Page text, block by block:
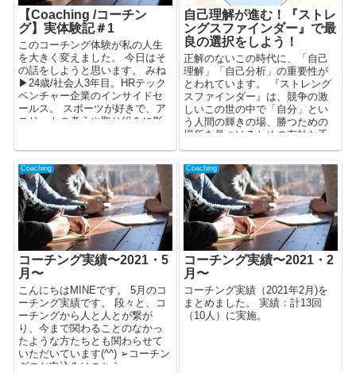
【Coaching /コーチン
グ】実体験記＃1
このコーチング体験が私の人生
を大きく変えました。 今日はそ
の話をしようと思います。 みね
▶︎24歳/社会人3年目。HRテック
ベンチャー企業のインサイドセ
ールス。 スポーツが好きで、ア
スリートの考えや取り組みに影
自己理解が進む！『ストレ
ングスファインダー』で最
良の選択をしよう！
正解のないこの時代に、「自己
理解」「自己分析」の重要性が
とわれています。 『ストレング
スファインダー』は、競争の激
しいこの世の中で「自分」とい
う人間の輝きの場、勝つための
場所を見つけるための有効な手
自分らしさを掴み取れるのか？
Coaching
コーチング実績〜2021・5
月〜
こんにちはMINEです。 5月のコ
ーチング実績です。 段々と、コ
ーチングから人と人とが繋が
り、今まで関わることのなかっ
たような方たちとも関わらせて
いただいています(^^) ➢コーチン
グのお申込みはこちら ...
Coaching
コーチング実績〜2021・2
月〜
コーチング実績（2021年2月)を
まとめました。 実績：計13回
（10人）に実施。